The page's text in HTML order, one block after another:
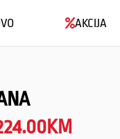
AKCIJA
KM